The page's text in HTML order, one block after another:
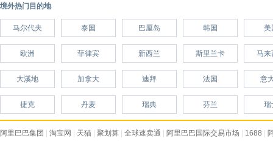
境外热门目的地
马尔代夫 泰国 巴厘岛 韩国 美
欧洲 菲律宾 新西兰 斯里兰卡 马来
大溪地 加拿大 迪拜 法国 意
捷克 丹麦 瑞典 芬兰 瑞
阿里巴巴集团 淘宝网 天猫 聚划算 全球速卖通 阿里巴巴国际交易市场 1688